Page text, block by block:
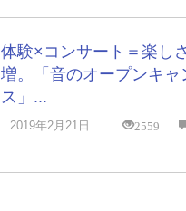
体験×コンサート＝楽し
増。「音のオープンキャ
ス」...
2019年2月21日 2559